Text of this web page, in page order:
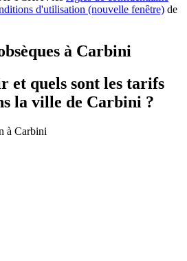
d'utilisation (nouvelle fenêtre) de
à Carbini
et quels sont les tarifs
la ville de Carbini ?
à Carbini